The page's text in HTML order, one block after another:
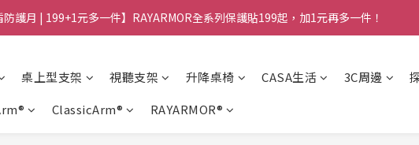
護月 | 199+1元多一件】RAYARMOR全系列保護貼199起，加1元再多一件！
桌上型支架 視聽支架 升降桌椅 CASA生活 3C周邊
ClassicArm® RAYARMOR®